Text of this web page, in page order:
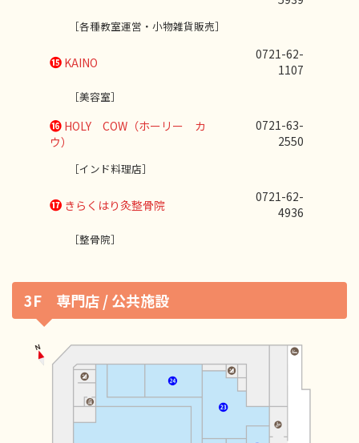
［各種教室運営・小物雑貨販売］
⓯ KAINO
0721-62-
1107
［美容室］
⓰ HOLY COW（ホーリー カ
ウ）
0721-63-
2550
［インド料理店］
⓱ きらくはり灸整骨院
0721-62-
4936
［整骨院］
3F 専門店 / 公共施設